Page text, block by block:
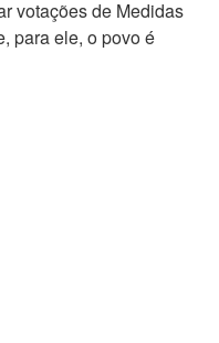
votações de Medidas
para ele, o povo é